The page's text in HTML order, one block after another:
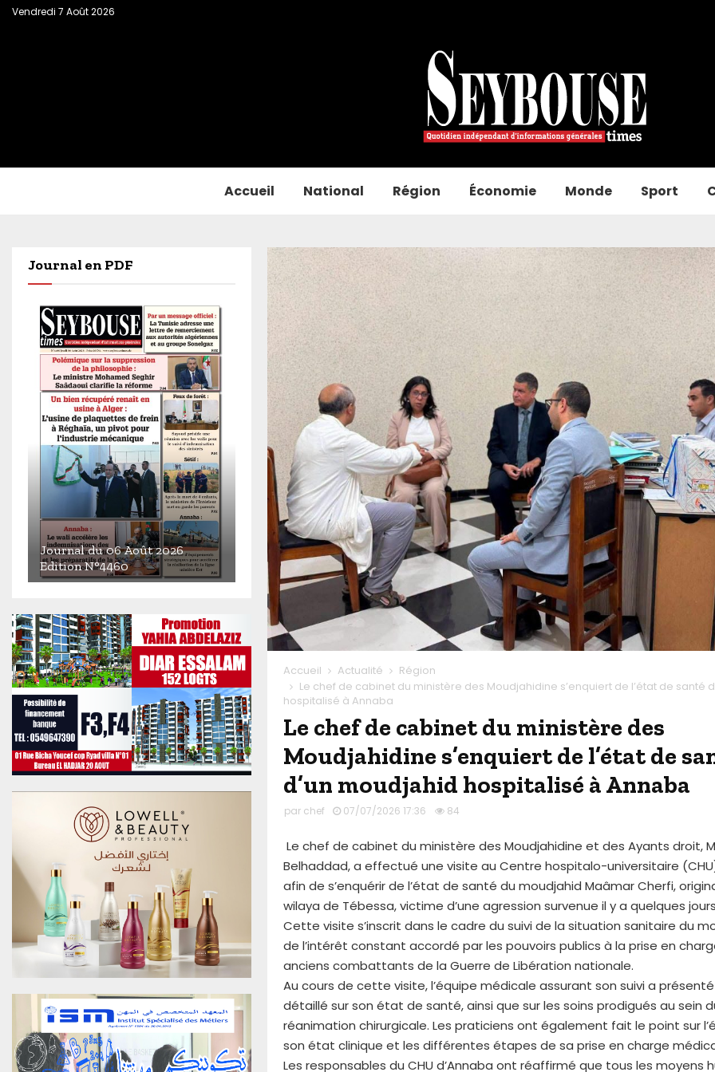
Vendredi 7 Août 2026
Accueil National Région Économie Monde Sport
Accueil Actualité
Région
Le chef de cabinet du ministère des Moudjahidine s’enquiert de l’état de santé
hospitalisé à Annaba
Le chef de cabinet du ministère des
Moudjahidine s’enquiert de l’état de
d’un moudjahid hospitalisé à Annaba
par chef 07/07/2026 17:36 84
Le chef de cabinet du ministère des Moudjahidine et des Ayants droit,
Belhaddad, a effectué une visite au Centre hospitalo-universitaire
afin de s’enquérir de l’état de santé du moudjahid Maâmar Cherfi,
wilaya de Tébessa, victime d’une agression survenue il y a quelques
Cette visite s’inscrit dans le cadre du suivi de la situation sanitaire du
de l’intérêt constant accordé par les pouvoirs publics à la prise en
anciens combattants de la Guerre de Libération nationale.
Au cours de cette visite, l’équipe médicale assurant son suivi a
détaillé sur son état de santé, ainsi que sur les soins prodigués au sein
réanimation chirurgicale. Les praticiens ont également fait le point sur
son état clinique et les différentes étapes de sa prise en charge
Les responsables du CHU d’Annaba ont réaffirmé que tous les moyens
Journal en PDF
u
r
n
a
l
d
u
0
6
A
o
6
i
o
°
4
Journal du 06 Août 2026
Edition N°4460